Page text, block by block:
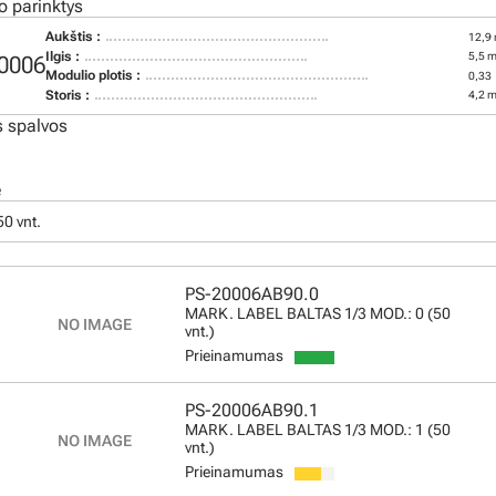
parinktys
Aukštis : 12,9
Ilgis : 5,5
Modulio plotis : 0,33
Storis : 4,2
spalvos
vnt.
PS-20006AB90.0
MARK. LABEL BALTAS 1/3 MOD.: 0 (50
vnt.)
Prieinamumas
PS-20006AB90.1
MARK. LABEL BALTAS 1/3 MOD.: 1 (50
vnt.)
Prieinamumas